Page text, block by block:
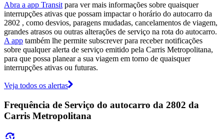
Abra a app Transit para ver mais informações sobre quaisquer
interrupções ativas que possam impactar o horário do autocarro da
2802 , como desvios, paragens mudadas, cancelamentos de viagem,
grandes atrasos ou outras alterações de serviço na rota do autocarro.
A app também lhe permite subscrever para receber notificações
sobre qualquer alerta de serviço emitido pela Carris Metropolitana,
para que possa planear a sua viagem em torno de quaisquer
interrupções ativas ou futuras.
Veja todos os alertas
Frequência de Serviço do autocarro da 2802 da
Carris Metropolitana